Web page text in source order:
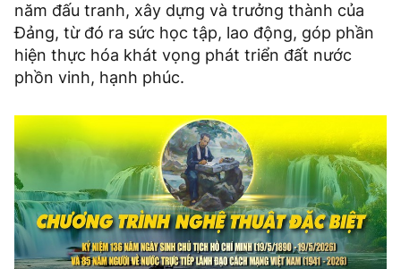
năm đấu tranh, xây dựng và trưởng thành của
Đảng, từ đó ra sức học tập, lao động, góp phần
hiện thực hóa khát vọng phát triển đất nước
phồn vinh, hạnh phúc.